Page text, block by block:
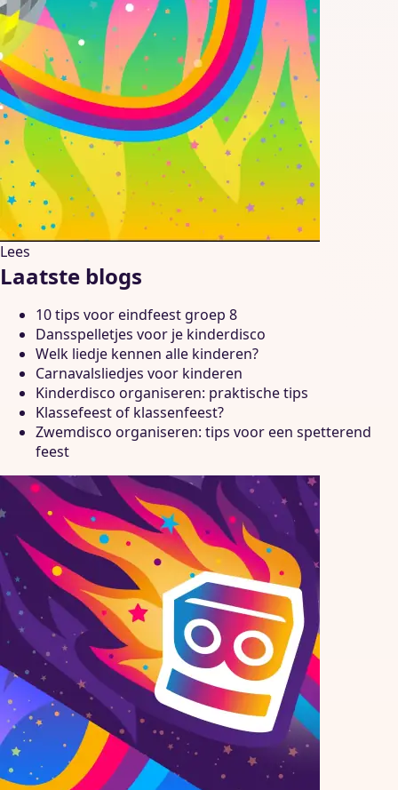
Lees
Laatste blogs
10 tips voor eindfeest groep 8
Dansspelletjes voor je kinderdisco
Welk liedje kennen alle kinderen?
Carnavalsliedjes voor kinderen
Kinderdisco organiseren: praktische tips
Klassefeest of klassenfeest?
Zwemdisco organiseren: tips voor een spetterend
feest